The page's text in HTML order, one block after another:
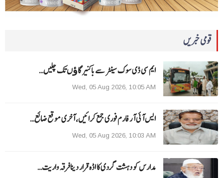
قومی خبریں
ایم سی ڈی سوک سینٹر سے باکنیر گاﺅں تک چلیں…
Wed, 05 Aug 2026, 10:05 AM
ایس آئی آر فارم فوری جمع کرائیں، آخری موقع ضائع…
Wed, 05 Aug 2026, 10:03 AM
مدارس کو دہشت گردی کا اڈہ قرار دینا فرقہ واریت…